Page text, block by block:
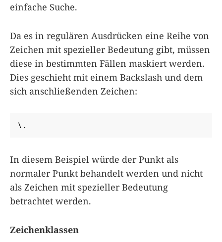
einfache Suche.
Da es in regulären Ausdrücken eine Reihe von
Zeichen mit spezieller Bedeutung gibt, müssen
diese in bestimmten Fällen maskiert werden.
Dies geschieht mit einem Backslash und dem
sich anschließenden Zeichen:
\.
In diesem Beispiel würde der Punkt als
normaler Punkt behandelt werden und nicht
als Zeichen mit spezieller Bedeutung
betrachtet werden.
Zeichenklassen